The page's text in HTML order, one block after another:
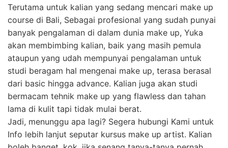
Terutama untuk kalian yang sedang mencari make up
course di Bali, Sebagai profesional yang sudah punyai
banyak pengalaman di dalam dunia make up, Yuka
akan membimbing kalian, baik yang masih pemula
ataupun yang udah mempunyai pengalaman untuk
studi beragam hal mengenai make up, terasa berasal
dari basic hingga advance. Kalian juga akan studi
bermacam tehnik make up yang flawless dan tahan
lama di kulit tapi tidak mulai berat.
Jadi, menunggu apa lagi? Segera hubungi Kami untuk
Info lebih lanjut seputar kursus make up artist. Kalian